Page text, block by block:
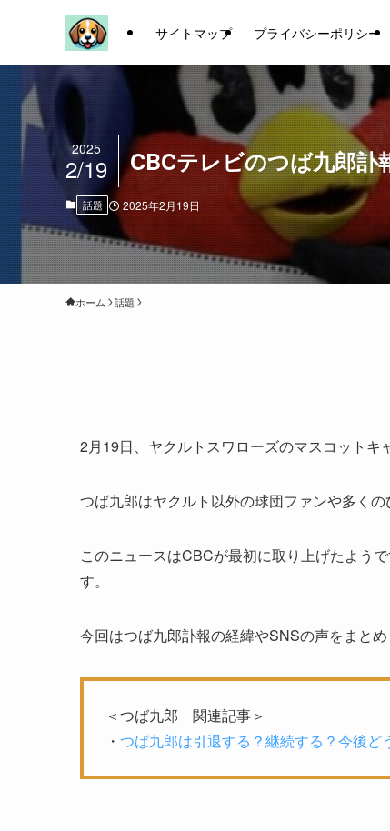
サイトマップ プライバシーポリシー
CBCテレビのつば九郎訃
2025
2/19
話題 2025年2月19日
ホーム 話題
2月19日、ヤクルトスワローズのマスコットキ
つば九郎はヤクルト以外の球団ファンや多く
このニュースはCBCが最初に取り上げたよう
す。
今回はつば九郎訃報の経緯やSNSの声をまとめ
＜つば九郎 関連記事＞
・ つば九郎は引退する？継続する？今後ど